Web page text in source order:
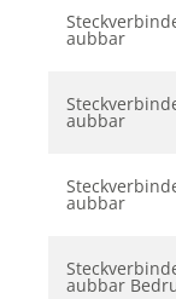
aubbar
aubbar
aubbar
aubbar